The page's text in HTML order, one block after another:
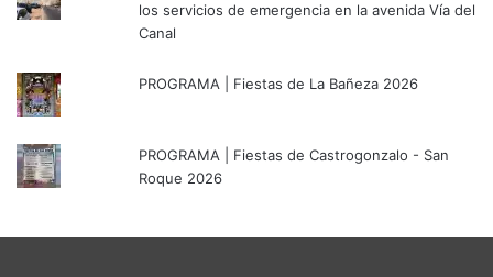
los servicios de emergencia en la avenida Vía del
Canal
PROGRAMA | Fiestas de La Bañeza 2026
PROGRAMA | Fiestas de Castrogonzalo - San
Roque 2026